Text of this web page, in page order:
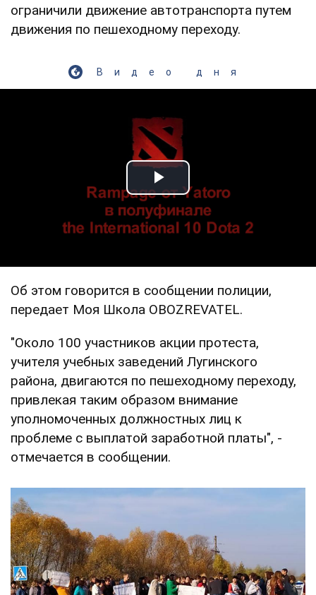
ограничили движение автотранспорта путем
движения по пешеходному переходу.
Видео дня
Play Video
Об этом говорится в сообщении полиции,
передает Моя Школа OBOZREVATEL.
"Около 100 участников акции протеста,
учителя учебных заведений Лугинского
района, двигаются по пешеходному переходу,
привлекая таким образом внимание
уполномоченных должностных лиц к
проблеме с выплатой заработной платы", -
отмечается в сообщении.